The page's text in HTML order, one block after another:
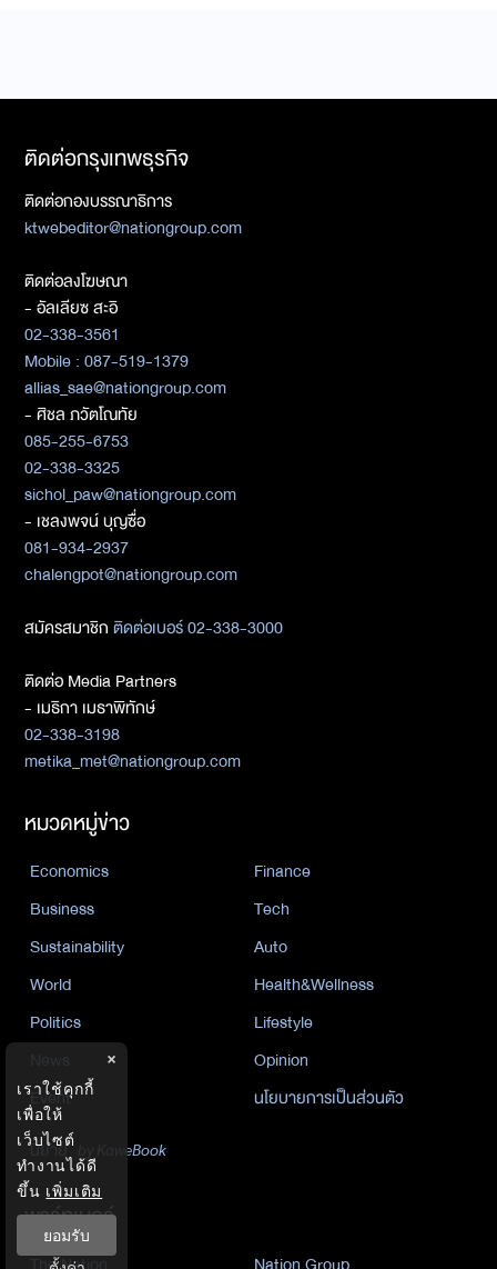
ติดต่อกรุงเทพธุรกิจ
ติดต่อกองบรรณาธิการ
ktwebeditor@nationgroup.com
ติดต่อลงโฆษณา
- อัลเลียซ สะอิ
02-338-3561
Mobile : 087-519-1379
allias_sae@nationgroup.com
- ศิชล ภวัตโณทัย
085-255-6753
02-338-3325
sichol_paw@nationgroup.com
- เชลงพจน์ บุญซื่อ
081-934-2937
chalengpot@nationgroup.com
สมัครสมาชิกติดต่อเบอร์ 02-338-3000
ติดต่อ Media Partners
- เมธิกา เมธาพิทักษ์
02-338-3198
metika_met@nationgroup.com
หมวดหมู่ข่าว
Economics
Finance
Business
Tech
Sustainability
Auto
World
Health&Wellness
Politics
Lifestyle
Opinion
Event
นโยบายการเป็นส่วนตัว
นิยาย
by KaweBook
พาร์ทเนอร์
×
เราใช้คุกกี้
เพื่อให้
เว็บไซต์
ทำงานได้ดี
ขึ้น เพิ่มเติม
ยอมรับ